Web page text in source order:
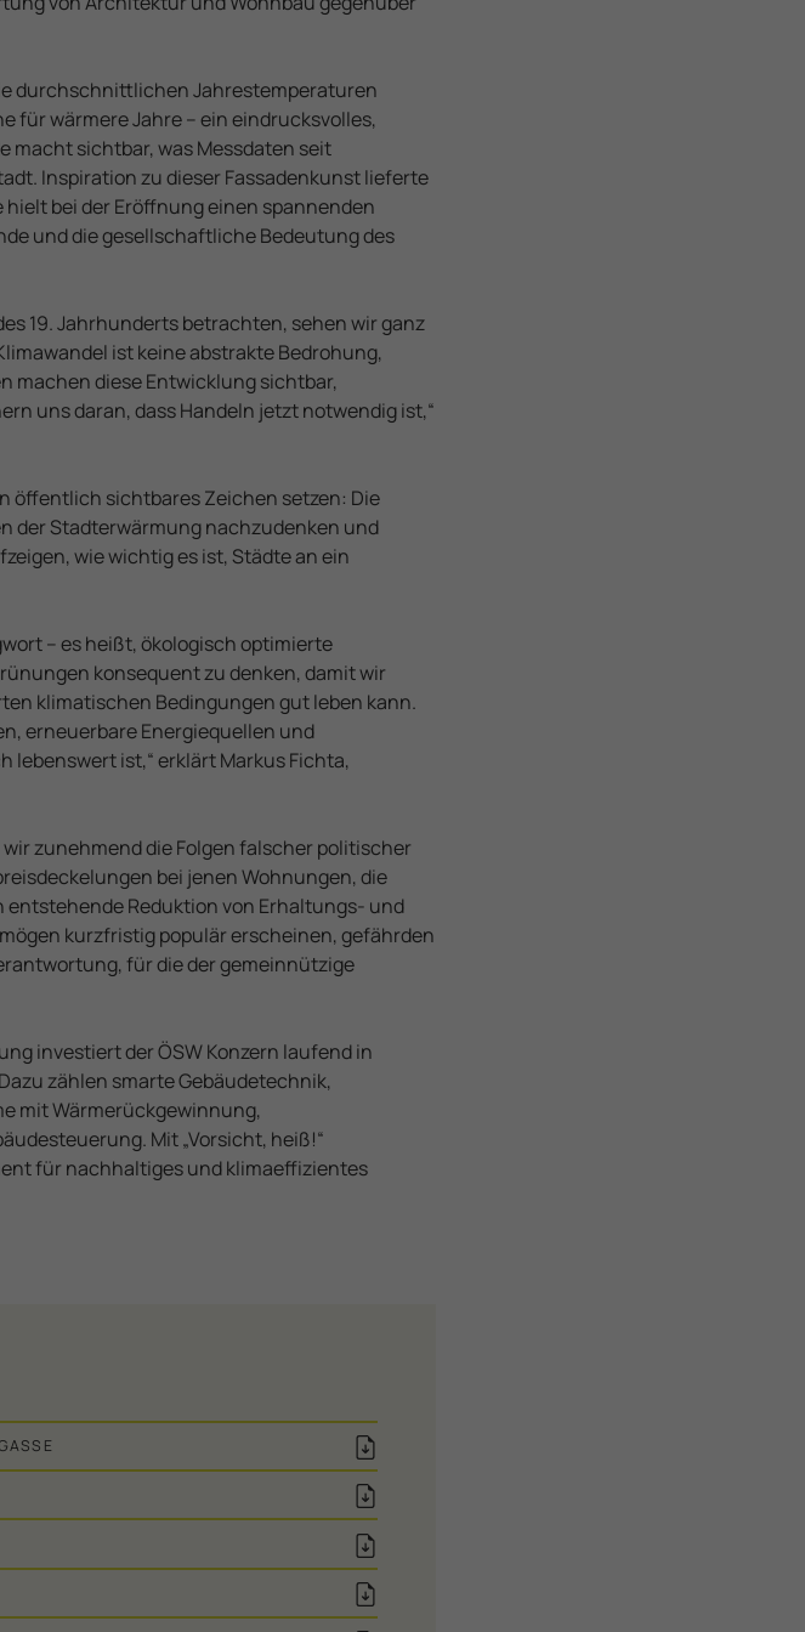
durchschnittlichen Jahrestemperaturen
für wärmere Jahre – ein eindrucksvolles,
macht sichtbar, was Messdaten seit
Inspiration zu dieser Fassadenkunst lieferte
hielt bei der Eröffnung einen spannenden
und die gesellschaftliche Bedeutung des
19. Jahrhunderts betrachten, sehen wir ganz
ist keine abstrakte Bedrohung,
machen diese Entwicklung sichtbar,
uns daran, dass Handeln jetzt notwendig ist,“
öffentlich sichtbares Zeichen setzen: Die
der Stadterwärmung nachzudenken und
wie wichtig es ist, Städte an ein
– es heißt, ökologisch optimierte
konsequent zu denken, damit wir
klimatischen Bedingungen gut leben kann.
erneuerbare Energiequellen und
lebenswert ist,“ erklärt Markus Fichta,
zunehmend die Folgen falscher politischer
bei jenen Wohnungen, die
Reduktion von Erhaltungs- und
kurzfristig populär erscheinen, gefährden
für die der gemeinnützige
investiert der ÖSW Konzern laufend in
zählen smarte Gebäudetechnik,
mit Wärmerückgewinnung,
Mit „Vorsicht, heiß!“
für nachhaltiges und klimaeffizientes